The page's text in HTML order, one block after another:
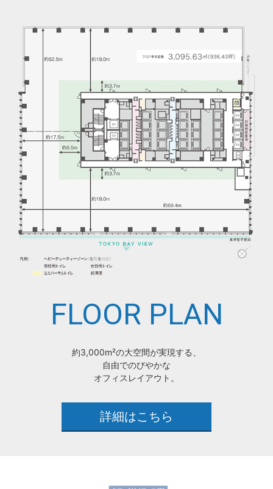
FLOOR PLAN
約3,000m²の大空間が実現する、
自由でのびやかな
オフィスレイアウト。
詳細はこちら